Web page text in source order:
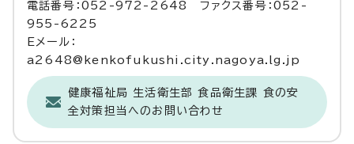
電話番号：052-972-2648 ファクス番号：052-
955-6225
Eメール：
a2648@kenkofukushi.city.nagoya.lg.jp
健康福祉局 生活衛生部 食品衛生課 食の安
全対策担当へのお問い合わせ